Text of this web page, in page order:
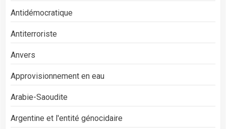
Antidémocratique
Antiterroriste
Anvers
Approvisionnement en eau
Arabie-Saoudite
Argentine et l'entité génocidaire